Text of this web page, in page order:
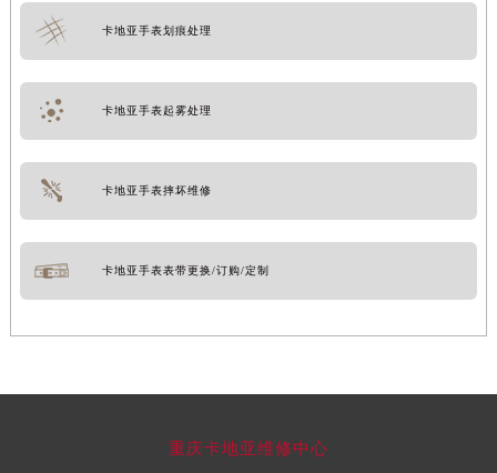
卡地亚手表划痕处理
卡地亚手表起雾处理
卡地亚手表摔坏维修
卡地亚手表表带更换/订购/定制
重庆卡地亚维修中心